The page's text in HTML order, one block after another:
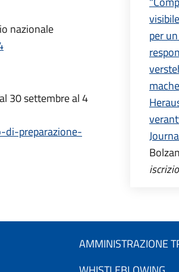
nazionale
30 settembre al 4
preparazione-
per
AMMINISTRAZIONE